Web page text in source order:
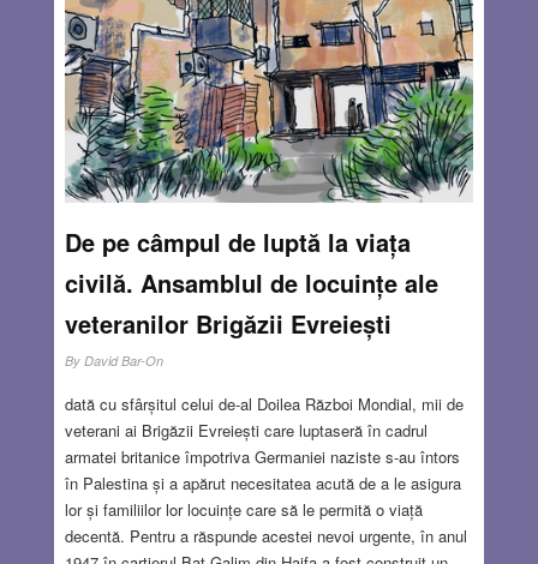
istoria acestor campionate a fost găzduit de trei țări: SUA,
Canada și Mexic. Numărul participanților a fost
controversat. Au luat parte 48 de echipe, față de 32 la
Qatar, ceea ce, după mulți comentatori, a dus la reducerea
calității jocurilor. S-au jucat 104 de meciuri și s-au marcat
peste 300 de goluri. Turneul a durat 39 de zile.
Read
more…
De pe câmpul de luptă la viața
civilă. Ansamblul de locuințe ale
veteranilor Brigăzii Evreiești
By David Bar-On
dată cu sfârșitul celui de-al Doilea Război Mondial, mii de
veterani ai Brigăzii Evreiești care luptaseră în cadrul
armatei britanice împotriva Germaniei naziste s-au întors
în Palestina și a apărut necesitatea acută de a le asigura
lor și familiilor lor locuințe care să le permită o viață
decentă. Pentru a răspunde acestei nevoi urgente, în anul